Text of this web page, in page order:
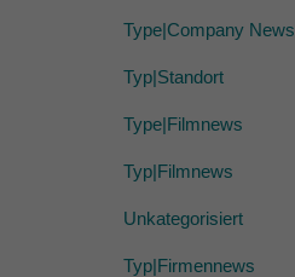
Type|Company News
Typ|Standort
Type|Filmnews
Typ|Filmnews
Unkategorisiert
Typ|Firmennews